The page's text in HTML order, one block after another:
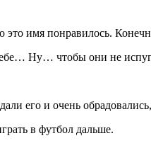
понравилось. Конечно,
Ну… чтобы они не
и очень
в футбол дальше.